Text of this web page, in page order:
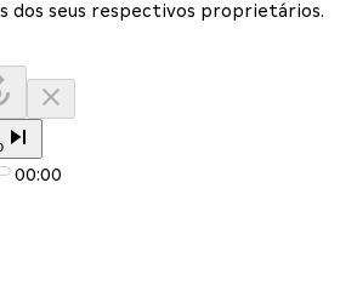
dos seus respectivos proprietários.
00:00